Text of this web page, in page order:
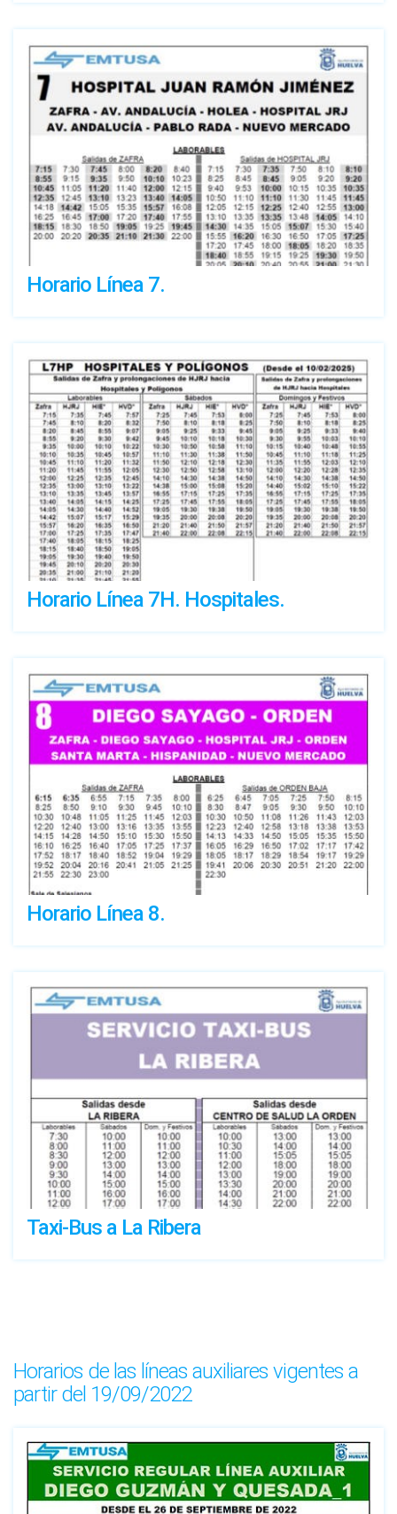
Horario Línea 7.
Horario Línea 7H. Hospitales.
Horario Línea 8.
Taxi-Bus a La Ribera
Horarios de las líneas auxiliares vigentes a
partir del 19/09/2022